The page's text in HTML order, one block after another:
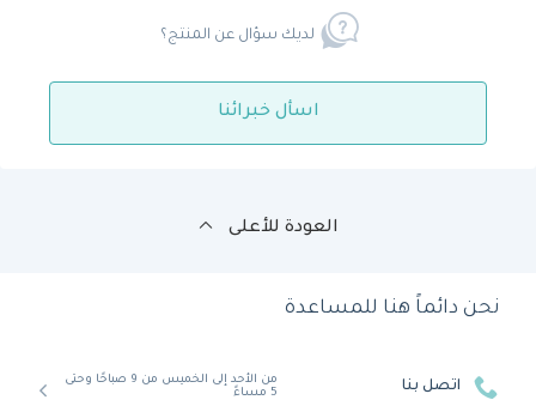
لديك سؤال عن المنتج؟
اسأل خبرائنا
العودة للأعلى
نحن دائماً هنا للمساعدة
اتصل بنا
من الأحد إلى الخميس من 9 صباحًا وحتى
5 مساءً